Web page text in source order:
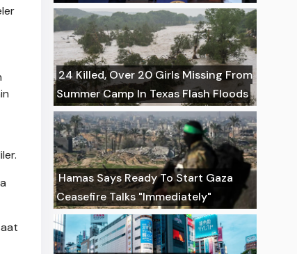
24 Killed, Over 20 Girls Missing From
Summer Camp In Texas Flash Floods
Hamas Says Ready To Start Gaza
Ceasefire Talks "Immediately"